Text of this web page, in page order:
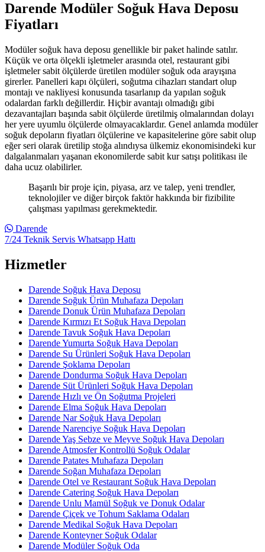
Darende Modüler Soğuk Hava Deposu
Fiyatları
Modüler soğuk hava deposu genellikle bir paket halinde satılır.
Küçük ve orta ölçekli işletmeler arasında otel, restaurant gibi
işletmeler sabit ölçülerde üretilen modüler soğuk oda arayışına
girerler. Panelleri kapı ölçüleri, soğutma cihazları standart olup
montajı ve nakliyesi konusunda tasarlanıp da yapılan soğuk
odalardan farklı değillerdir. Hiçbir avantajı olmadığı gibi
dezavantajları başında sabit ölçülerde üretilmiş olmalarından dolayı
her yere uyumlu ölçülerde olmayacaklardır. Genel anlamda modüler
soğuk depoların fiyatları ölçülerine ve kapasitelerine göre sabit olup
eğer seri olarak üretilip stoğa alındıysa ülkemiz ekonomisindeki kur
dalgalanmaları yaşanan ekonomilerde sabit kur satışı politikası ile
daha ucuz olabilirler.
Başarılı bir proje için, piyasa, arz ve talep, yeni trendler,
teknolojiler ve diğer birçok faktör hakkında bir fizibilite
çalışması yapılması gerekmektedir.
Darende
7/24 Teknik Servis Whatsapp Hattı
Hizmetler
Darende Soğuk Hava Deposu
Darende Soğuk Ürün Muhafaza Depoları
Darende Donuk Ürün Muhafaza Depoları
Darende Kırmızı Et Soğuk Hava Depoları
Darende Tavuk Soğuk Hava Depoları
Darende Yumurta Soğuk Hava Depoları
Darende Su Ürünleri Soğuk Hava Depoları
Darende Şoklama Depoları
Darende Dondurma Soğuk Hava Depoları
Darende Süt Ürünleri Soğuk Hava Depoları
Darende Hızlı ve Ön Soğutma Projeleri
Darende Elma Soğuk Hava Depoları
Darende Nar Soğuk Hava Depoları
Darende Narenciye Soğuk Hava Depoları
Darende Yaş Sebze ve Meyve Soğuk Hava Depoları
Darende Atmosfer Kontrollü Soğuk Odalar
Darende Patates Muhafaza Depoları
Darende Soğan Muhafaza Depoları
Darende Otel ve Restaurant Soğuk Hava Depoları
Darende Catering Soğuk Hava Depoları
Darende Unlu Mamül Soğuk ve Donuk Odalar
Darende Çiçek ve Tohum Saklama Odaları
Darende Medikal Soğuk Hava Depoları
Darende Konteyner Soğuk Odalar
Darende Modüler Soğuk Oda